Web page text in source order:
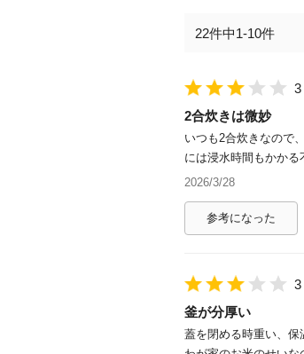
22件中1-10件
3
2合炊きは微妙
いつも2合炊きなので
には浸水時間もかかる
2026/3/28
参考になった
3
釜が分厚い
蓋を閉める時重い、保